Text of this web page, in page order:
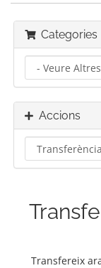
Categories
Accions
Transfereix